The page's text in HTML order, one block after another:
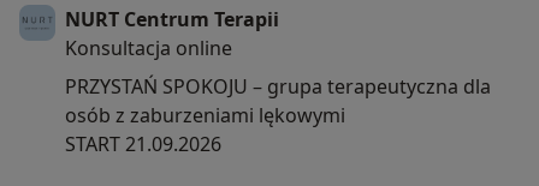
NURT Centrum Terapii
Konsultacja online
PRZYSTAŃ SPOKOJU – grupa terapeutyczna dla
osób z zaburzeniami lękowymi
START 21.09.2026